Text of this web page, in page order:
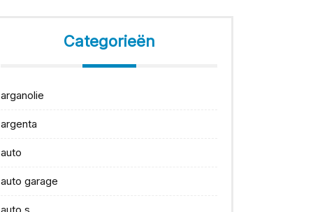
Categorieën
arganolie
argenta
auto
auto garage